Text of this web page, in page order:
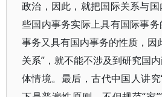
政治，因此，就把国际关系与
些国内事务实际上具有国际事
事务又具有国内事务的性质，因
关系”，就不能不涉及到研究国
体情境。最后，古代中国人讲